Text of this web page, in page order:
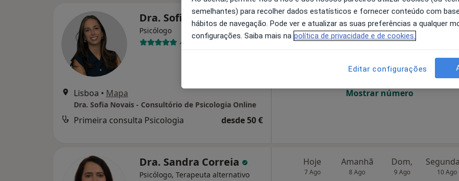
Dra. Sofia Novais
Psicólogo
46 opiniões
Lisboa • Mapa
Dra. Sofia Novais - Consultório de Psicologia Online
Primeira consulta Psicologia desde 50 €
Hoje
7 Ago
Amanhã
8 Ago
Dom,
9 Ago 10 Ago
O agendamento online não está
disponível
Mostrar número
Dra. Sandra Correia
Psicólogo, Terapeuta alternativo
Hoje
7 Ago
Amanhã
8 Ago
Dom,
9 Ago 10 Ago
semelhantes) para recolher dados estatísticos e fornecer conteúdo com
hábitos de navegação. Pode ver e atualizar as suas preferências a qualquer
configurações. Saiba mais na política de privacidade e de cookies.
Editar configurações